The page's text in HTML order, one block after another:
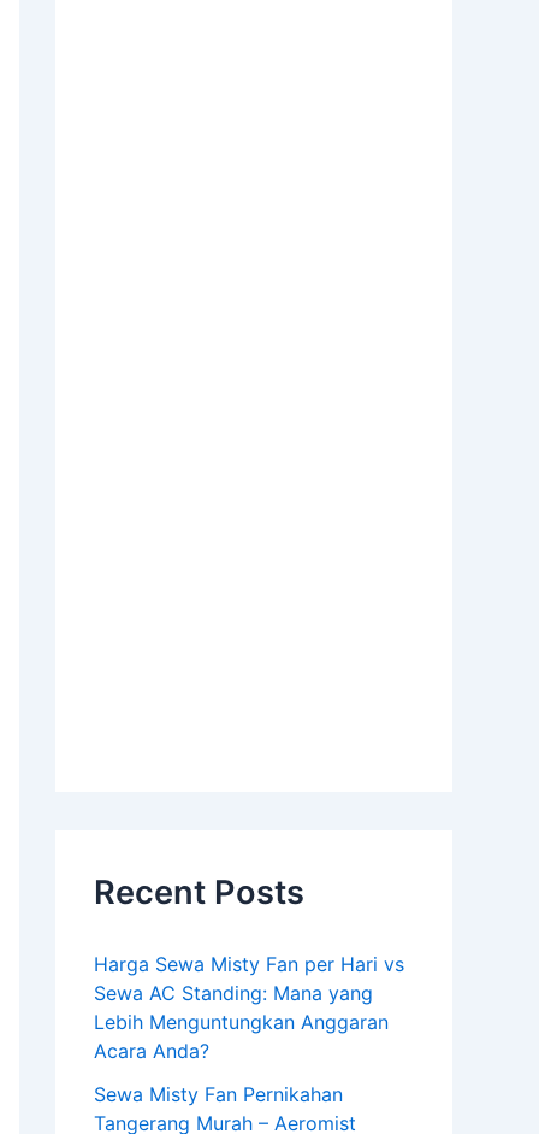
Recent Posts
Harga Sewa Misty Fan per Hari vs
Sewa AC Standing: Mana yang
Lebih Menguntungkan Anggaran
Acara Anda?
Sewa Misty Fan Pernikahan
Tangerang Murah – Aeromist